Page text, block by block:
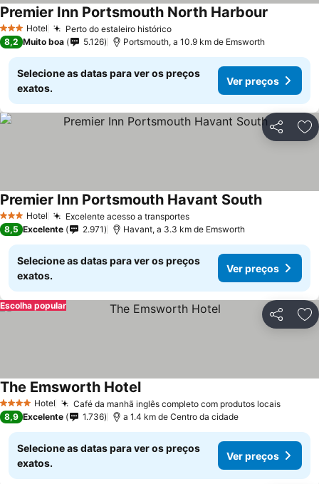
3 EstrelasHotel Perto do estaleiro histórico
Premier Inn Portsmouth North Harbour
8,2 Muito boa 5.126 Portsmouth, a 10.9 km de Emsworth
Selecione as datas para ver os preços
exatos.
Ver preços
Partilhar
3 EstrelasHotel Excelente acesso a transportes
Premier Inn Portsmouth Havant South
8,5 Excelente 2.971 Havant, a 3.3 km de Emsworth
Selecione as datas para ver os preços
exatos.
Ver preços
Partilhar
Escolha popular
4 EstrelasHotel Café da manhã inglês completo com produtos locais
The Emsworth Hotel
8,9 Excelente 1.736 a 1.4 km de Centro da cidade
Selecione as datas para ver os preços
exatos.
Ver preços